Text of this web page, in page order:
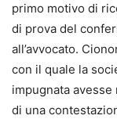
primo motivo di
di prova del
all’avvocato.
con il quale la
impugnata
di una